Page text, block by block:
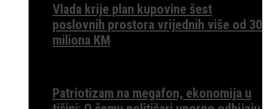
Vlada krije plan kupovine šest
poslovnih prostora vrijednih više od 30
miliona KM
Patriotizam na megafon, ekonomija u